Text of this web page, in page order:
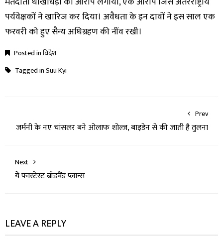
पर्यवेक्षकों ने खारिज कर दिया। अवैधता के इन दावों ने इस साल एक
फरवरी को हुए सैन्य अधिग्रहण की नींव रखी।
Posted inविदेश
Tagged inSuu Kyi
Prev
जर्मनी के नए चांसलर बने ओलाफ शोल्ज, बाइडेन से की जाती है तुलना
Next
ये फास्टेस्ट ब्रॉडबैंड प्लान्स
LEAVE A REPLY